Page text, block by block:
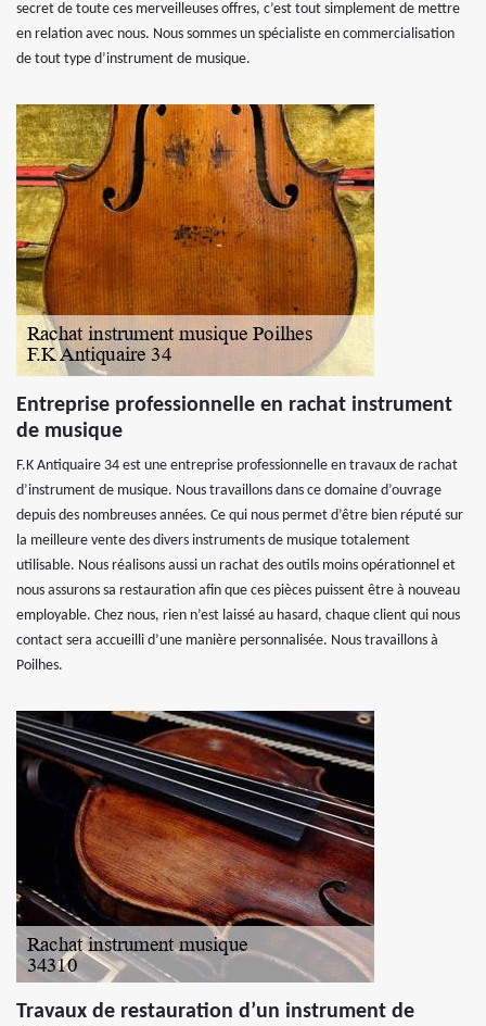
secret de toute ces merveilleuses offres, c’est tout simplement de mettre
en relation avec nous. Nous sommes un spécialiste en commercialisation
de tout type d’instrument de musique.
Entreprise professionnelle en rachat instrument
de musique
F.K Antiquaire 34 est une entreprise professionnelle en travaux de rachat
d’instrument de musique. Nous travaillons dans ce domaine d’ouvrage
depuis des nombreuses années. Ce qui nous permet d’être bien réputé sur
la meilleure vente des divers instruments de musique totalement
utilisable. Nous réalisons aussi un rachat des outils moins opérationnel et
nous assurons sa restauration afin que ces pièces puissent être à nouveau
employable. Chez nous, rien n’est laissé au hasard, chaque client qui nous
contact sera accueilli d’une manière personnalisée. Nous travaillons à
Poilhes.
Travaux de restauration d’un instrument de